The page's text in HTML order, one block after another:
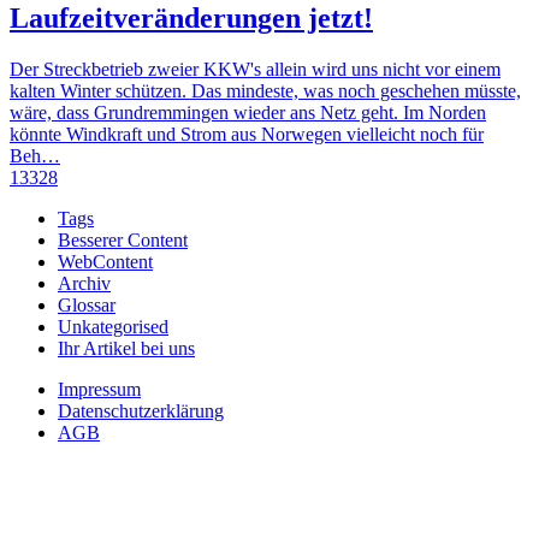
Laufzeitveränderungen jetzt!
Der Streckbetrieb zweier KKW's allein wird uns nicht vor einem
kalten Winter schützen. Das mindeste, was noch geschehen müsste,
wäre, dass Grundremmingen wieder ans Netz geht. Im Norden
könnte Windkraft und Strom aus Norwegen vielleicht noch für
Beh…
13328
Tags
Besserer Content
WebContent
Archiv
Glossar
Unkategorised
Ihr Artikel bei uns
Impressum
Datenschutzerklärung
AGB